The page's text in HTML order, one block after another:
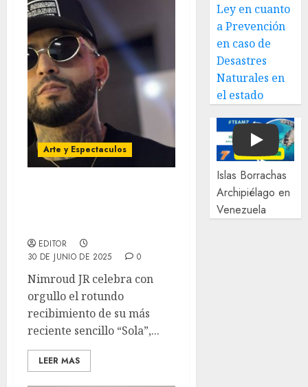
Arte y Espectaculos
EDITOR
30 DE JUNIO DE 2025
0
Nimroud JR celebra con
orgullo el rotundo
recibimiento de su más
reciente sencillo “Sola”,...
LEER MAS
Ley en cuanto
a Prevención
en caso de
Desastres
Naturales en
el estado
Play
Islas Borrachas
Archipiélago en
Venezuela